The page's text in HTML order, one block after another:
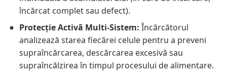
încărcat complet sau defect).
Protecție Activă Multi-Sistem: Încărcătorul
analizează starea fiecărei celule pentru a preveni
supraîncărcarea, descărcarea excesivă sau
supraîncălzirea în timpul procesului de alimentare.